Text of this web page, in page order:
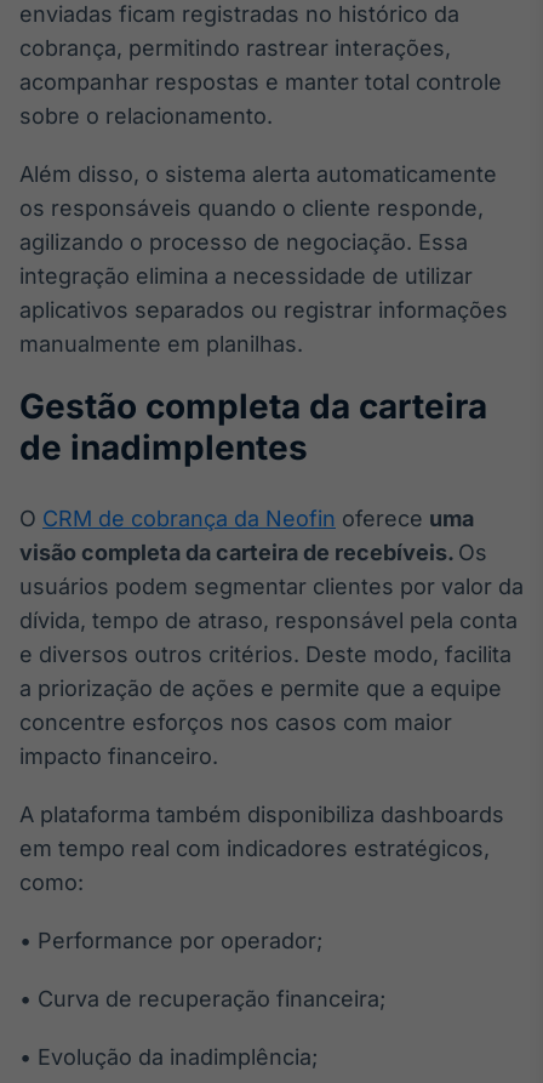
Tokenização
de ativos
Em breve
Crédito
Em breve
enviadas ficam registradas no histórico da
cobrança, permitindo rastrear interações,
acompanhar respostas e manter total controle
sobre o relacionamento.
Além disso, o sistema alerta automaticamente
os responsáveis quando o cliente responde,
agilizando o processo de negociação. Essa
integração elimina a necessidade de utilizar
aplicativos separados ou registrar informações
manualmente em planilhas.
Gestão completa da carteira
de inadimplentes
O CRM de cobrança da Neofin oferece uma
visão completa da carteira de recebíveis. Os
usuários podem segmentar clientes por valor da
dívida, tempo de atraso, responsável pela conta
e diversos outros critérios. Deste modo, facilita
a priorização de ações e permite que a equipe
concentre esforços nos casos com maior
impacto financeiro.
A plataforma também disponibiliza dashboards
em tempo real com indicadores estratégicos,
como:
• Performance por operador;
• Curva de recuperação financeira;
• Evolução da inadimplência;